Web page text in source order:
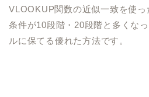
VLOOKUP関数の近似一致を使っ
条件が10段階・20段階と多くな
ルに保てる優れた方法です。